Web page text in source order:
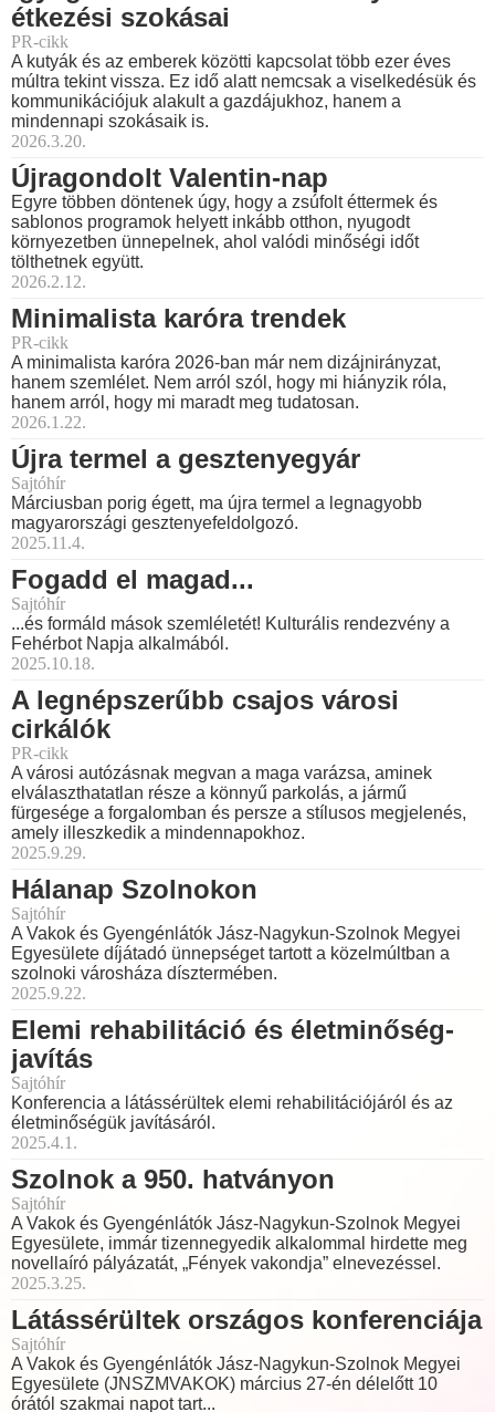
étkezési szokásai
PR-cikk
A kutyák és az emberek közötti kapcsolat több ezer éves
múltra tekint vissza. Ez idő alatt nemcsak a viselkedésük és
kommunikációjuk alakult a gazdájukhoz, hanem a
mindennapi szokásaik is.
2026.3.20.
Újragondolt Valentin-nap
Egyre többen döntenek úgy, hogy a zsúfolt éttermek és
sablonos programok helyett inkább otthon, nyugodt
környezetben ünnepelnek, ahol valódi minőségi időt
tölthetnek együtt.
2026.2.12.
Minimalista karóra trendek
PR-cikk
A minimalista karóra 2026-ban már nem dizájnirányzat,
hanem szemlélet. Nem arról szól, hogy mi hiányzik róla,
hanem arról, hogy mi maradt meg tudatosan.
2026.1.22.
Újra termel a gesztenyegyár
Sajtóhír
Márciusban porig égett, ma újra termel a legnagyobb
magyarországi gesztenyefeldolgozó.
2025.11.4.
Fogadd el magad...
Sajtóhír
...és formáld mások szemléletét! Kulturális rendezvény a
Fehérbot Napja alkalmából.
2025.10.18.
A legnépszerűbb csajos városi
cirkálók
PR-cikk
A városi autózásnak megvan a maga varázsa, aminek
elválaszthatatlan része a könnyű parkolás, a jármű
fürgesége a forgalomban és persze a stílusos megjelenés,
amely illeszkedik a mindennapokhoz.
2025.9.29.
Hálanap Szolnokon
Sajtóhír
A Vakok és Gyengénlátók Jász-Nagykun-Szolnok Megyei
Egyesülete díjátadó ünnepséget tartott a közelmúltban a
szolnoki városháza dísztermében.
2025.9.22.
Elemi rehabilitáció és életminőség-
javítás
Sajtóhír
Konferencia a látássérültek elemi rehabilitációjáról és az
életminőségük javításáról.
2025.4.1.
Szolnok a 950. hatványon
Sajtóhír
A Vakok és Gyengénlátók Jász-Nagykun-Szolnok Megyei
Egyesülete, immár tizennegyedik alkalommal hirdette meg
novellaíró pályázatát, „Fények vakondja” elnevezéssel.
2025.3.25.
Látássérültek országos konferenciája
Sajtóhír
A Vakok és Gyengénlátók Jász-Nagykun-Szolnok Megyei
Egyesülete (JNSZMVAKOK) március 27-én délelőtt 10
órától szakmai napot tart...